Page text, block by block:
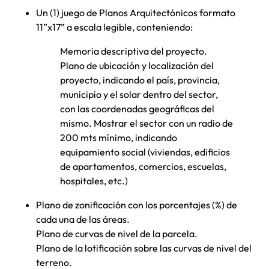
Un (1) juego de Planos Arquitectónicos formato
11”x17” a escala legible, conteniendo:
Memoria descriptiva del proyecto.
Plano de ubicación y localización del
proyecto, indicando el país, provincia,
municipio y el solar dentro del sector,
con las coordenadas geográficas del
mismo. Mostrar el sector con un radio de
200 mts mínimo, indicando
equipamiento social (viviendas, edificios
de apartamentos, comercios, escuelas,
hospitales, etc.)
Plano de zonificación con los porcentajes (%) de
cada una de las áreas.
Plano de curvas de nivel de la parcela.
Plano de la lotificación sobre las curvas de nivel del
terreno.